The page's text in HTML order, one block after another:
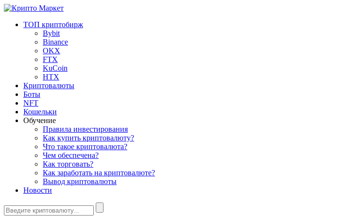
ТОП криптобирж
Bybit
Binance
OKX
FTX
KuCoin
HTX
Криптовалюты
Боты
NFT
Кошельки
Обучение
Правила инвестирования
Как купить криптовалюту?
Что такое криптовалюта?
Чем обеспечена?
Как торговать?
Как заработать на криптовалюте?
Вывод криптовалюты
Новости